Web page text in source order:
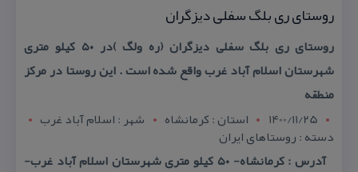
روستای ری بلگ سفلی دیزگران
روستای ری بلگ سفلی دیزگران (ره ولگ )در ۵۰ كیلو متری
شهرستان اسلام آباد غرب واقع شده است . این روستا در مركز
منطقه
1400/11/25
استان : کرمانشاه شهر : اسلام آباد غرب
دسته : روستاهای ایران
آدرس : كرمانشاه- ۵۰ كیلو متری شهرستان اسلام آباد غرب-